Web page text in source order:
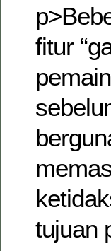
fitur
tujuan